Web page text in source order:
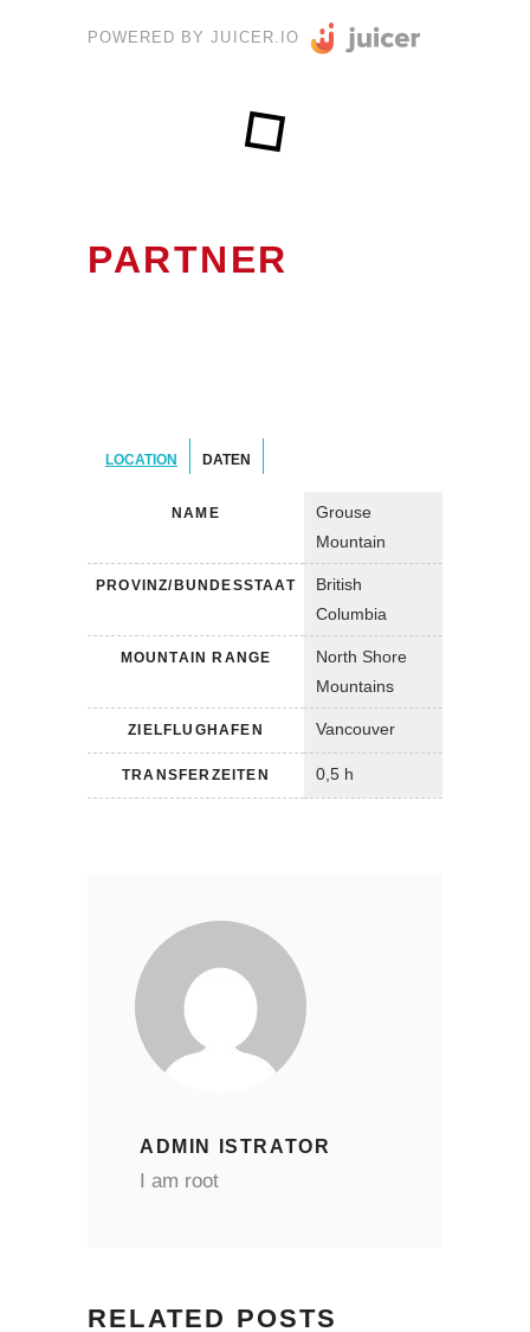
POWERED BY JUICER.IO
PARTNER
LOCATION DATEN
NAME
Grouse
Mountain
PROVINZ/BUNDESSTAAT
British
Columbia
MOUNTAIN RANGE
North Shore
Mountains
ZIELFLUGHAFEN Vancouver
TRANSFERZEITEN 0,5 h
ADMIN ISTRATOR
I am root
RELATED POSTS